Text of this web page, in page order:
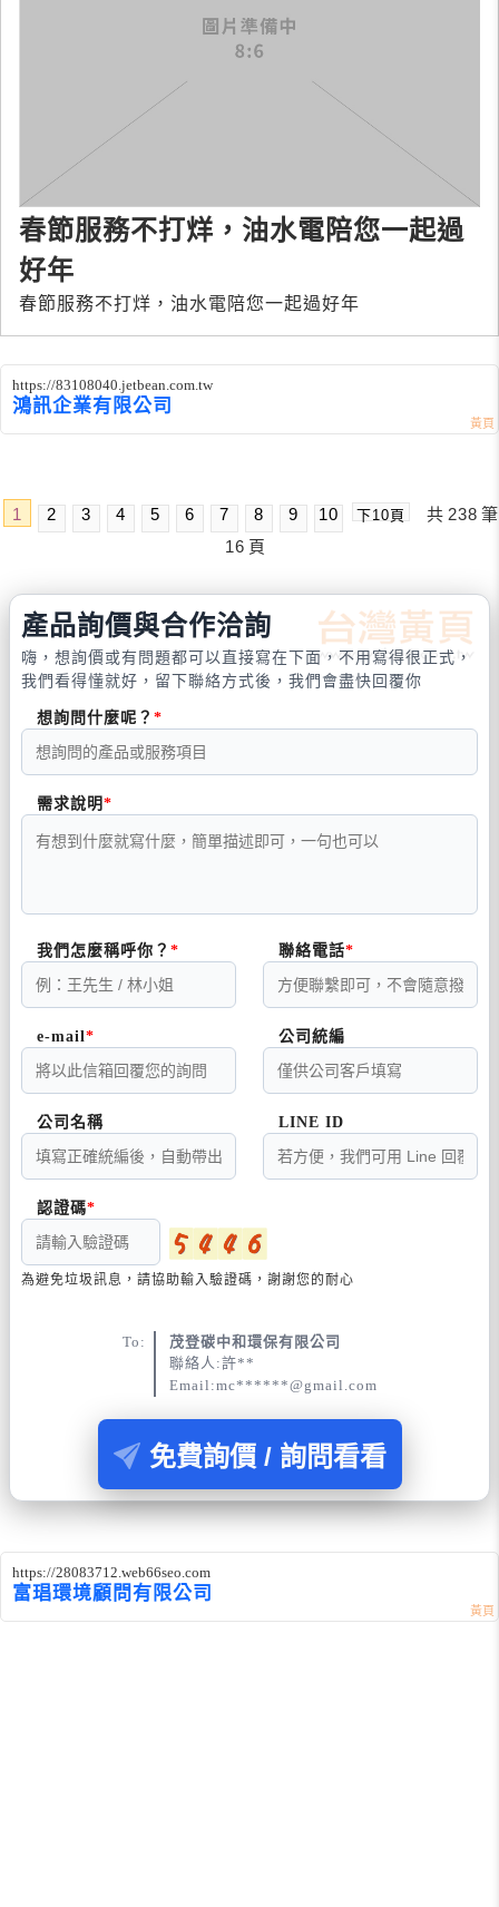
春節服務不打烊，油水電陪您一起過
好年
春節服務不打烊，油水電陪您一起過好年
https://83108040.jetbean.com.tw
鴻訊企業有限公司
1 2 3 4 5 6 7 8 9 10 下10頁 共 238 筆
16 頁
產品詢價與合作洽詢
嗨，想詢價或有問題都可以直接寫在下面，不用寫得很正式，
我們看得懂就好，留下聯絡方式後，我們會盡快回覆你
想詢問什麼呢？
需求說明
我們怎麼稱呼你？ 聯絡電話
e-mail 公司統編
公司名稱 LINE ID
認證碼
為避免垃圾訊息，請協助輸入驗證碼，謝謝您的耐心
To:
茂登碳中和環保有限公司
聯絡人:許**
Email:mc******@gmail.com
免費詢價 / 詢問看看
https://28083712.web66seo.com
富琩環境顧問有限公司